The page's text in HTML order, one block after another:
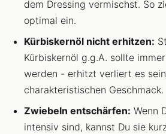
dem Dressing vermischst. So
optimal ein.
Kürbiskernöl nicht erhitzen:
Kürbiskernöl g.g.A. sollte
werden - erhitzt verliert es
charakteristischen Geschmack.
Zwiebeln entschärfen: Wenn
intensiv sind, kannst Du sie